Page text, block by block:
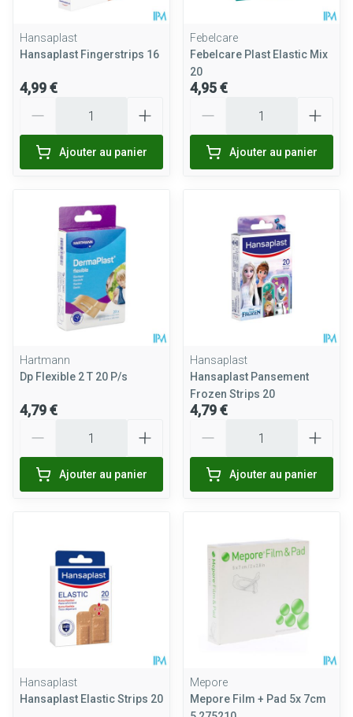
Hansaplast
Hansaplast Fingerstrips 16
4,99 €
Ajouter au panier
Febelcare
Febelcare Plast Elastic Mix
20
4,95 €
Ajouter au panier
Hartmann
Dp Flexible 2 T 20 P/s
4,79 €
Ajouter au panier
Hansaplast
Hansaplast Pansement
Frozen Strips 20
4,79 €
Ajouter au panier
Hansaplast
Hansaplast Elastic Strips 20
Mepore
Mepore Film + Pad 5x 7cm